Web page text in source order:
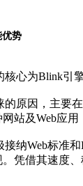
势
为Blink引擎
原因，主要在
站及Web应
Web标准和
凭借其速度